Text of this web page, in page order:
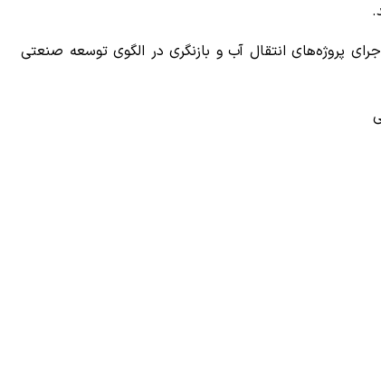
پروژه‌های انتقال آب و بازنگری در الگوی توسعه صنعتی